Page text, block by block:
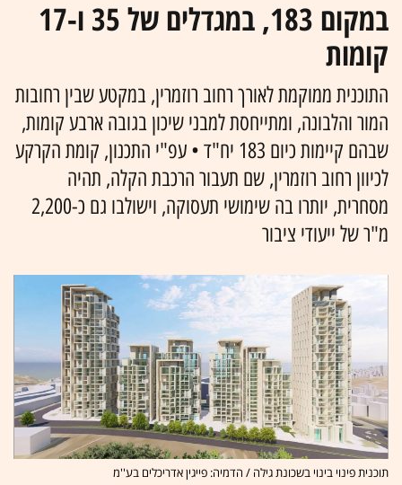
במקום 183, במגדלים של 35 ו-17
קומות
התוכנית ממוקמת לאורך רחוב רוזמרין, במקטע שבין רחובות
המור והלבונה, ומתייחסת למבני שיכון בגובה ארבע קומות,
שבהם קיימות כיום 183 יח"ד • עפ"י התכנון, קומת הקרקע
לכיוון רחוב רוזמרין, שם תעבור הרכבת הקלה, תהיה
מסחרית, יותרו בה שימושי תעסוקה, וישולבו גם כ-2,200
מ"ר של ייעודי ציבור
תוכנית פינוי בינוי בשכונת גילה / הדמיה: פייגין אדריכלים בע''מ